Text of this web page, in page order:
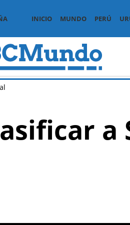
INICIO MUNDO PERÚ
a